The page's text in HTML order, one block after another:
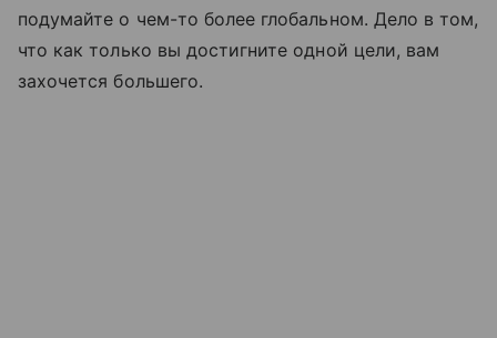
подумайте о чем-то более глобальном. Дело в том,
что как только вы достигните одной цели, вам
захочется большего.